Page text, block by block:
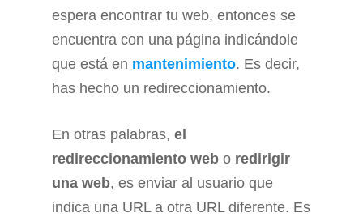
espera encontrar tu web, entonces se
encuentra con una página indicándole
que está en mantenimiento. Es decir,
has hecho un redireccionamiento.
En otras palabras, el
redireccionamiento web o redirigir
una web, es enviar al usuario que
indica una URL a otra URL diferente. Es